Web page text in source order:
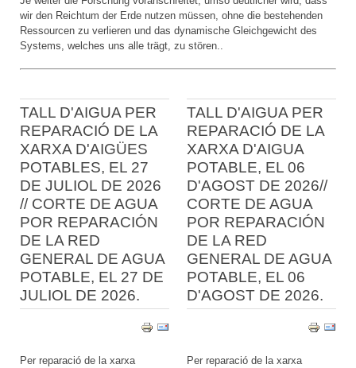
wir den Reichtum der Erde nutzen müssen, ohne die bestehenden
Ressourcen zu verlieren und das dynamische Gleichgewicht des
Systems, welches uns alle trägt, zu stören..
TALL D'AIGUA PER
REPARACIÓ DE LA
XARXA D'AIGÜES
POTABLES, EL 27
DE JULIOL DE 2026
// CORTE DE AGUA
POR REPARACIÓN
DE LA RED
GENERAL DE AGUA
POTABLE, EL 27 DE
JULIOL DE 2026.
Per reparació de la xarxa
TALL D'AIGUA PER
REPARACIÓ DE LA
XARXA D'AIGUA
POTABLE, EL 06
D'AGOST DE 2026//
CORTE DE AGUA
POR REPARACIÓN
DE LA RED
GENERAL DE AGUA
POTABLE, EL 06
D'AGOST DE 2026.
Per reparació de la xarxa